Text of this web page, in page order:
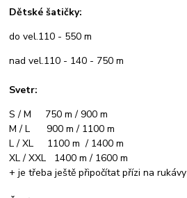
Dětské šatičky:
do vel.110 - 550 m
nad vel.110 - 140 - 750 m
Svetr:
S / M 750 m / 900 m
M / L 900 m / 1100 m
L / XL 1100 m / 1400 m
XL / XXL 1400 m / 1600 m
+ je třeba ještě připočítat přízi na rukávy